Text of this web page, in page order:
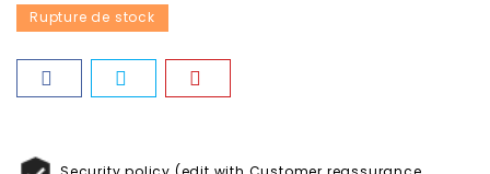
Rupture de stock